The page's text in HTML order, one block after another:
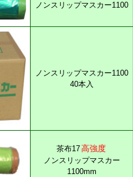
ノンスリップマスカー1100
ノンスリップマスカー1100
40本入
茶布17高強度
ノンスリップマスカー
1100mm